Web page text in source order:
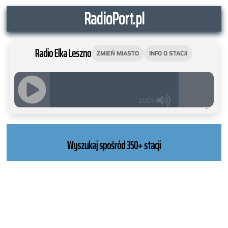
RadioPort.pl
Radio Elka Leszno ZMIEŃ MIASTO INFO O STACJI
100%
RADIO
WORDPRESS
Wyszukaj spośród 350+ stacji